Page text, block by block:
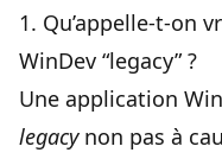
1. Qu’appelle-t-on
WinDev “legacy” ?
Une application
legacynon pas à